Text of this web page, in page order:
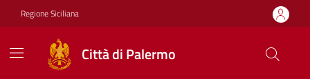
Vai ai contenuti
Vai al footer
Regione Siciliana
Città di Palermo